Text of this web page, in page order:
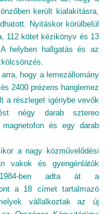
került kialakításra,
Nyitáskor körülbelül
112 kötet kézikönyv és 13
helyben hallgatás és az
hogy a lemezállomány
2400 prézens hanglemez
a részleget igénybe vevők
négy darab sztereo
és egy darab
nagy közművelődési
vakok és gyengénlátók
1984-ben adta át a
a 18 címet tartalmazó
vállalkoztak az új